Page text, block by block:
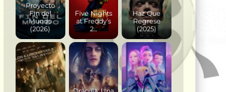
Proyecto
Fin del
Mundo
(2026)
Five Nights
at Freddy’s
2...
Haz Que
Regrese
(2025)